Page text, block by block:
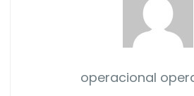
operacional